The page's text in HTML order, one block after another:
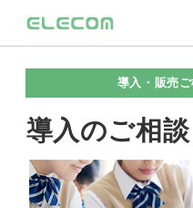
導入・販売
導入のご相